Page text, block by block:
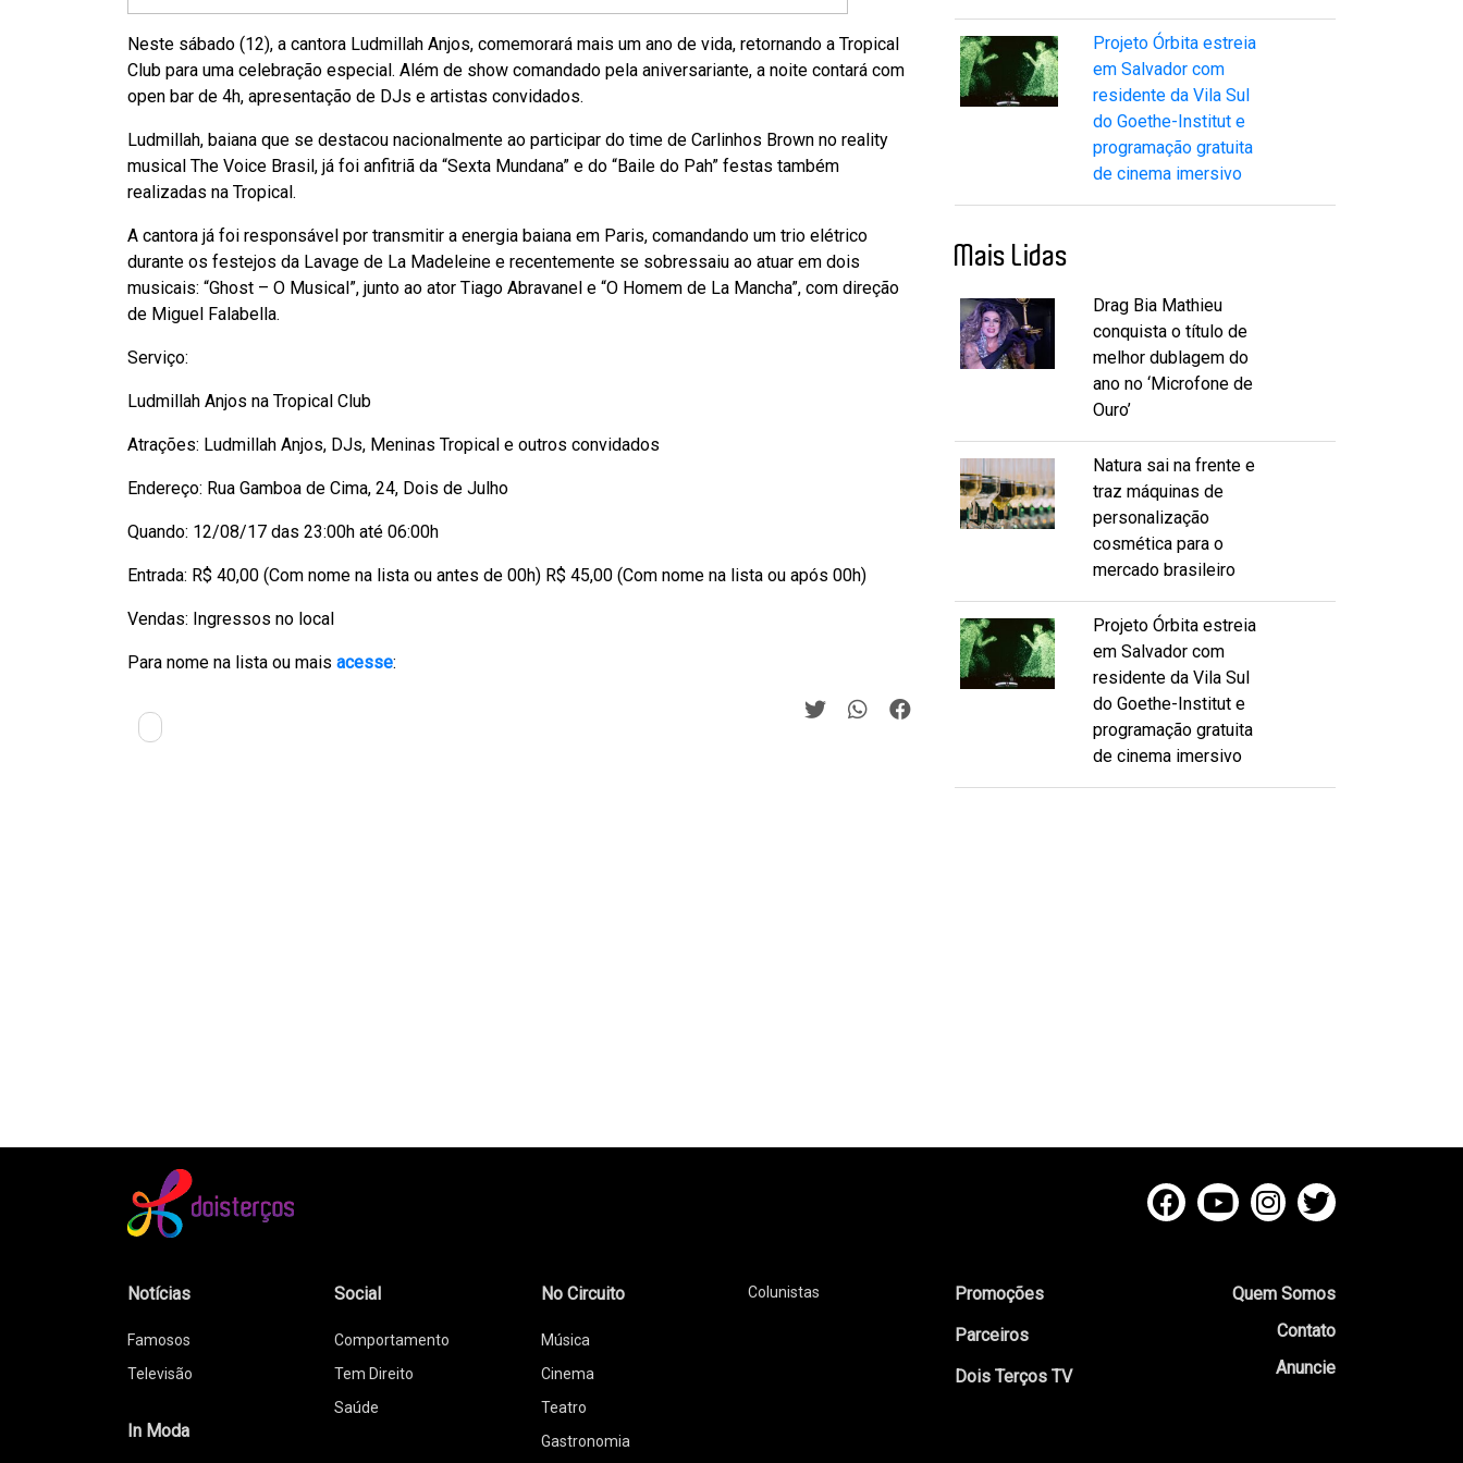
Neste sábado (12), a cantora Ludmillah Anjos, comemorará mais um ano de vida, retornando a Tropical
Club para uma celebração especial. Além de show comandado pela aniversariante, a noite contará com
open bar de 4h, apresentação de DJs e artistas convidados.
Ludmillah, baiana que se destacou nacionalmente ao participar do time de Carlinhos Brown no reality
musical The Voice Brasil, já foi anfitriã da “Sexta Mundana” e do “Baile do Pah” festas também
realizadas na Tropical.
A cantora já foi responsável por transmitir a energia baiana em Paris, comandando um trio elétrico
durante os festejos da Lavage de La Madeleine e recentemente se sobressaiu ao atuar em dois
musicais: “Ghost – O Musical”, junto ao ator Tiago Abravanel e “O Homem de La Mancha”, com direção
de Miguel Falabella.
Serviço:
Ludmillah Anjos na Tropical Club
Atrações: Ludmillah Anjos, DJs, Meninas Tropical e outros convidados
Endereço: Rua Gamboa de Cima, 24, Dois de Julho
Quando: 12/08/17 das 23:00h até 06:00h
Entrada: R$ 40,00 (Com nome na lista ou antes de 00h) R$ 45,00 (Com nome na lista ou após 00h)
Vendas: Ingressos no local
Para nome na lista ou mais acesse:
Projeto Órbita estreia
em Salvador com
residente da Vila Sul
do Goethe-Institut e
programação gratuita
de cinema imersivo
Mais Lidas
Drag Bia Mathieu
conquista o título de
melhor dublagem do
ano no ‘Microfone de
Ouro’
Natura sai na frente e
traz máquinas de
personalização
cosmética para o
mercado brasileiro
Projeto Órbita estreia
em Salvador com
residente da Vila Sul
do Goethe-Institut e
programação gratuita
de cinema imersivo
Notícias
Famosos
Televisão
In Moda
Social
Comportamento
Tem Direito
Saúde
No Circuito
Música
Cinema
Teatro
Gastronomia
Colunistas
Promoções
Parceiros
Dois Terços TV
Quem Somos
Contato
Anuncie